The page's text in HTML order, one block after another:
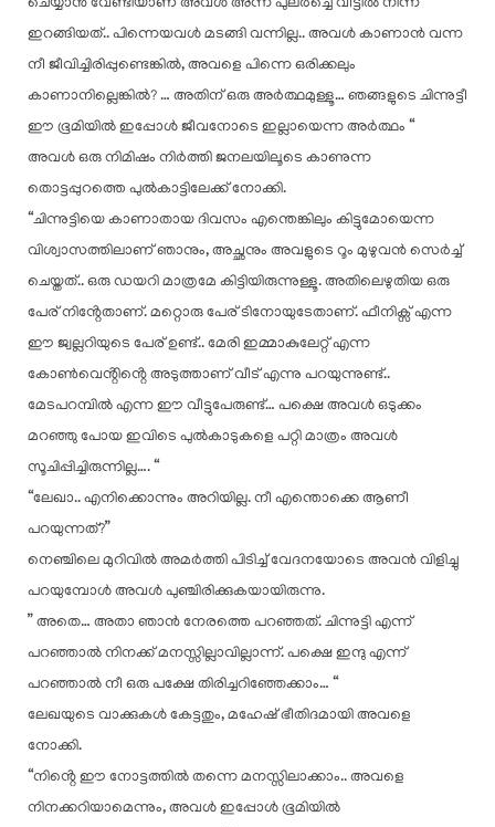
ചെയ്യാൻ വേണ്ടിയാണ് അവൾ അന്ന് പുലർച്ചെ വീട്ടിൽ നിന്ന്
ഇറങ്ങിയത്.. പിന്നെയവൾ മടങ്ങി വന്നില്ല.. അവൾ കാണാൻ വന്ന
നീ ജീവിച്ചിരിപ്പുണ്ടെങ്കിൽ, അവളെ പിന്നെ ഒരിക്കലും
കാണാനില്ലെങ്കിൽ? … അതിന് ഒരു അർത്ഥമുള്ളൂ… ഞങ്ങളുടെ ചിന്നുട്ടീ
ഈ ഭൂമിയിൽ ഇപ്പോൾ ജീവനോടെ ഇല്ലായെന്ന അർത്ഥം “
അവൾ ഒരു നിമിഷം നിർത്തി ജനലയിലൂടെ കാണുന്ന
തൊട്ടപ്പുറത്തെ പുൽകാട്ടിലേക്ക് നോക്കി.
“ചിന്നുട്ടിയെ കാണാതായ ദിവസം എന്തെങ്കിലും കിട്ടുമോയെന്ന
വിശ്വാസത്തിലാണ് ഞാനും, അച്ഛനും അവളുടെ റൂം മുഴുവൻ സെർച്ച്
ചെയ്തത്.. ഒരു ഡയറി മാത്രമേ കിട്ടിയിരുന്നുള്ളൂ. അതിലെഴുതിയ ഒരു
പേര് നിൻ്റേതാണ്. മറ്റൊരു പേര് ടിനോയുടേതാണ്. ഫീനിക്സ് എന്ന
ഈ ജ്വല്ലറിയുടെ പേര് ഉണ്ട്.. മേരി ഇമ്മാകുലേറ്റ് എന്ന
കോൺവെൻ്റിൻ്റെ അടുത്താണ് വീട് എന്നു പറയുന്നുണ്ട്..
മേടപറമ്പിൽ എന്ന ഈ വീട്ടുപേരുണ്ട്… പക്ഷെ അവൾ ഒടുക്കം
മറഞ്ഞു പോയ ഇവിടെ പുൽകാടുകളെ പറ്റി മാത്രം അവൾ
സൂചിപ്പിച്ചിരുന്നില്ല…. “
“ലേഖാ.. എനിക്കൊന്നും അറിയില്ല. നീ എന്തൊക്കെ ആണീ
പറയുന്നത്?”
നെഞ്ചിലെ മുറിവിൽ അമർത്തി പിടിച്ച് വേദനയോടെ അവൻ വിളിച്ചു
പറയുമ്പോൾ അവൾ പുഞ്ചിരിക്കുകയായിരുന്നു.
” അതെ… അതാ ഞാൻ നേരത്തെ പറഞ്ഞത്. ചിന്നുട്ടി എന്ന്
പറഞ്ഞാൽ നിനക്ക് മനസ്സില്ലാവില്ലാന്ന്. പക്ഷെ ഇന്ദു എന്ന്
പറഞ്ഞാൽ നീ ഒരു പക്ഷേ തിരിച്ചറിഞ്ഞേക്കാം… “
ലേഖയുടെ വാക്കുകൾ കേട്ടതും, മഹേഷ് ഭീതിദമായി അവളെ
നോക്കി.
“നിൻ്റെ ഈ നോട്ടത്തിൽ തന്നെ മനസ്സിലാക്കാം.. അവളെ
നിനക്കറിയാമെന്നും, അവൾ ഇപ്പോൾ ഭൂമിയിൽ